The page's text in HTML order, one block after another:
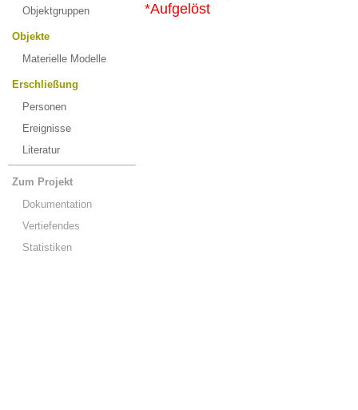
Objektgruppen
Objekte
Materielle Modelle
Erschließung
Personen
Ereignisse
Literatur
Zum Projekt
Dokumentation
Vertiefendes
Statistiken
*Aufgelöst